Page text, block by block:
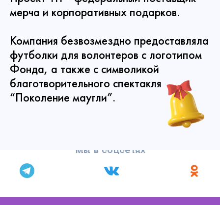
мерча и корпоративных подарков.
Компания безвозмездно предоставляла
футболки для волонтеров с логотипом
Фонда, а также с символикой
благотворительного спектакля
“Поколение маугли”.
Мы в соцсетях
Связаться с
нами